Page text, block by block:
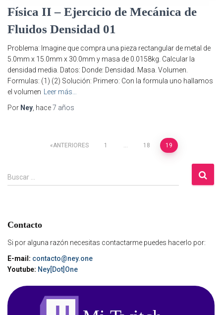
Física II – Ejercicio de Mecánica de
Fluidos Densidad 01
Problema: Imagine que compra una pieza rectangular de metal de
5.0mm x 15.0mm x 30.0mm y masa de 0.0158kg. Calcular la
densidad media. Datos: Donde: Densidad. Masa. Volumen.
Formulas: (1) (2) Solución: Primero: Con la formula uno hallamos
el volumen Leer más…
Por Ney, hace7 años
Paginación
de
ANTERIORES 1 … 18 19
B
u
r
:
Buscar …
Contacto
Si por alguna razón necesitas contactarme puedes hacerlo por:
E-mail: contacto@ney.one
Youtube: Ney[Dot]One